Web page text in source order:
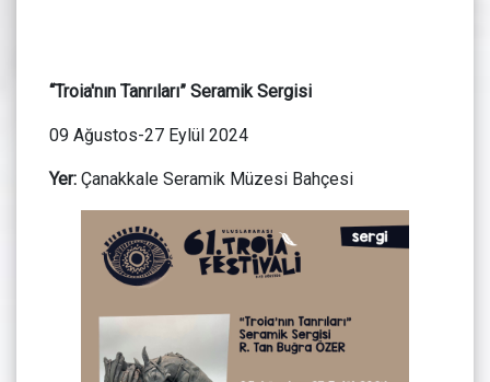
“Troia'nın Tanrıları” Seramik Sergisi
09 Ağustos-27 Eylül 2024
Yer: Çanakkale Seramik Müzesi Bahçesi